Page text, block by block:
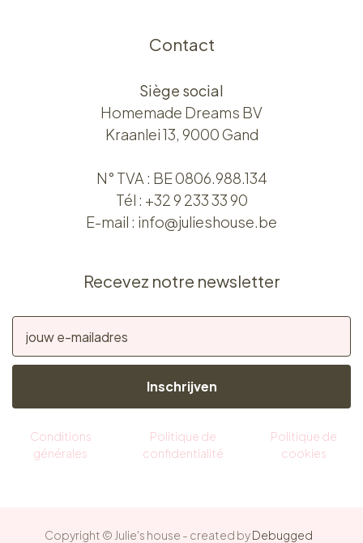
Contact
Siège social
Homemade Dreams BV
Kraanlei 13, 9000 Gand
N° TVA : BE 0806.988.134
Tél : +32 9 233 33 90
E-mail : info@julieshouse.be
Recevez notre newsletter
Inschrijven
Conditions
générales
Politique de
confidentialité
Politique de
cookies
Copyright © Julie's house - created byDebugged